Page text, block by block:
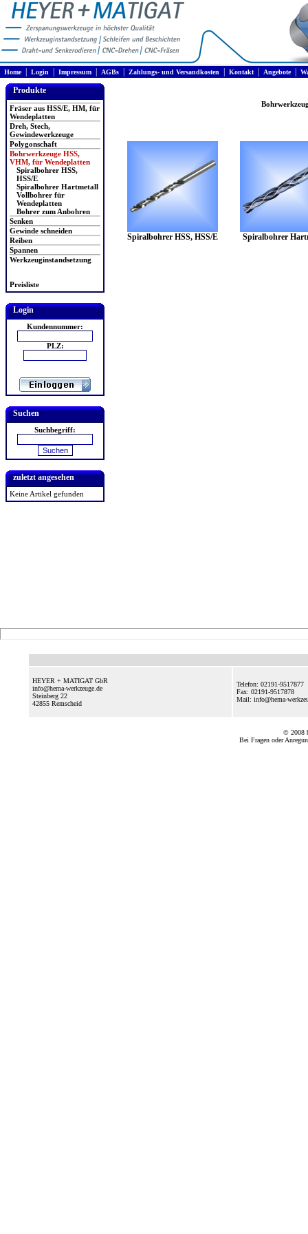
Home| Login Impressum AGBs Zahlungs- und Versandkosten Kontakt| Angebote|
Produkte
Fräser aus HSS/E, HM, für
Wendeplatten
Dreh, Stech,
Gewindewerkzeuge
Polygonschaft
Bohrwerkzeuge HSS,
VHM, für Wendeplatten
Spiralbohrer HSS,
HSS/E
Spiralbohrer Hartmetall
Vollbohrer für
Wendeplatten
Bohrer zum Anbohren
Senken
Gewinde schneiden
Reiben
Spannen
Werkzeuginstandsetzung
Preisliste
Login
Kundennummer:
PLZ:
Suchen
Suchbegriff:
zuletzt angesehen
Keine Artikel gefunden
Spiralbohrer HSS, HSS/E Spiralbohrer
HEYER + MATIGAT GbR
info@hema-werkzeuge.de
Steinberg 22
42855 Remscheid
Telefon: 02191-9517877
Fax: 02191-9517878
Mail: info@hema-
© 2008
Bei Fragen oder